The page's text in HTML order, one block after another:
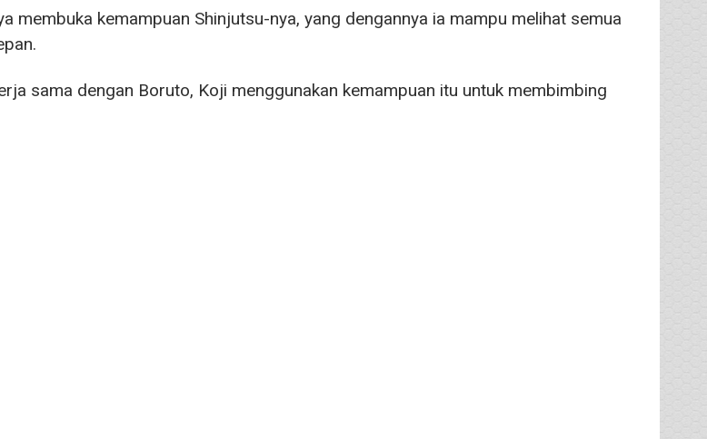
membuka kemampuan Shinjutsu-nya, yang dengannya ia mampu melihat semua
sama dengan Boruto, Koji menggunakan kemampuan itu untuk membimbing